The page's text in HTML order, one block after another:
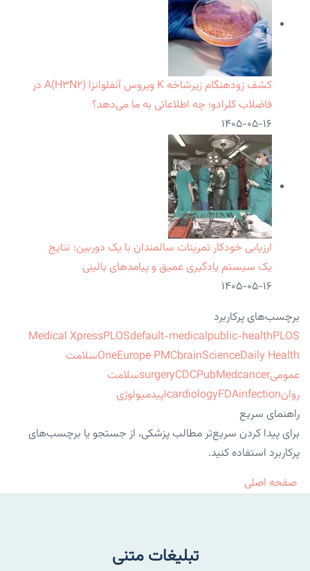
کشف زودهنگام زیرشاخه K ویروس آنفلوانزا A(H۳N۲) در
فاضلاب کلرادو؛ چه اطلاعاتی به ما می‌دهد؟
۱۴۰۵-۰۵-۱۶
ارزیابی خودکار تمرینات سالمندان با یک دوربین: نتایج
یک سیستم یادگیری عمیق و پیامدهای بالینی
۱۴۰۵-۰۵-۱۶
برچسب‌های پرکاربرد
Medical XpressPLOSdefault-medicalpublic-healthPLOS
OneEurope PMCbrainScienceDaily Health
سلامت
عمومی
surgeryCDCPubMedcancer
سلامت
روان
cardiologyFDAinfection
اپیدمیولوژی
راهنمای سریع
برای پیدا کردن سریع‌تر مطالب پزشکی، از جستجو یا برچسب‌های
پرکاربرد استفاده کنید.
صفحه اصلی
تبلیغات متنی